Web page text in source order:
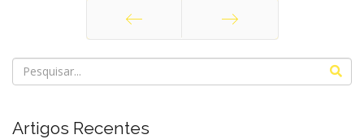
Anterior Próximo
Artigos Recentes